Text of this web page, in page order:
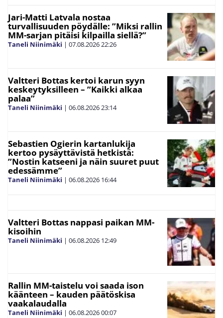
Jari-Matti Latvala nostaa
turvallisuuden pöydälle: ”Miksi rallin
MM-sarjan pitäisi kilpailla siellä?”
Taneli Niinimäki | 07.08.202622:26
Valtteri Bottas kertoi karun syyn
keskeytyksilleen – ”Kaikki alkaa
palaa”
Taneli Niinimäki | 06.08.202623:14
Sebastien Ogierin kartanlukija
kertoo pysäyttävistä hetkistä:
”Nostin katseeni ja näin suuret puut
edessämme”
Taneli Niinimäki | 06.08.2026 16:44
Valtteri Bottas nappasi paikan MM-
kisoihin
Taneli Niinimäki | 06.08.2026 12:49
Rallin MM-taistelu voi saada ison
käänteen – kauden päätöskisa
vaakalaudalla
Taneli Niinimäki | 06.08.202600:07